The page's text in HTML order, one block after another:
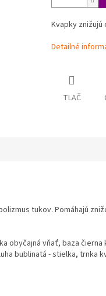
Kvapky znižujú
Detailné
TLAČ
tukov. Pomáhajú
obyčajná vňať, baza čierna
bublinatá - stielka, trnka